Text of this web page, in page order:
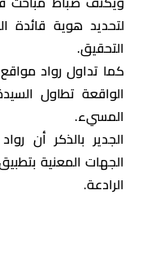
لتحديد هوية قائدة
التحقيق.
كما تداول رواد
الواقعة تطاول
المسيء.
الجدير بالذكر أن
الجهات المعنية
الرادعة.